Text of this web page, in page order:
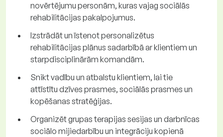
novērtējumu personām, kuras vajag sociālās
rehabilitācijas pakalpojumus.
Izstrādāt un īstenot personalizētus
rehabilitācijas plānus sadarbībā ar klientiem un
starpdisciplinārām komandām.
Snikt vadību un atbalstu klientiem, lai tie
attīstītu dzīves prasmes, sociālās prasmes un
kopēšanas stratēģijas.
Organizēt grupas terapijas sesijas un darbnīcas
sociālo mijiedarbību un integrāciju kopienā